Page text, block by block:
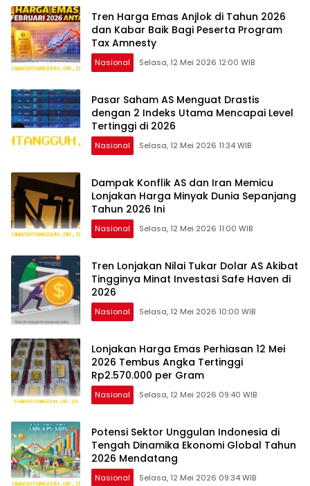
Tren Harga Emas Anjlok di Tahun 2026
dan Kabar Baik Bagi Peserta Program
Tax Amnesty
Nasional Selasa, 12 Mei 2026 12:00 WIB
Pasar Saham AS Menguat Drastis
dengan 2 Indeks Utama Mencapai Level
Tertinggi di 2026
Nasional Selasa, 12 Mei 2026 11:34 WIB
Dampak Konflik AS dan Iran Memicu
Lonjakan Harga Minyak Dunia Sepanjang
Tahun 2026 Ini
Nasional Selasa, 12 Mei 2026 11:00 WIB
Tren Lonjakan Nilai Tukar Dolar AS Akibat
Tingginya Minat Investasi Safe Haven di
2026
Nasional Selasa, 12 Mei 2026 10:00 WIB
Lonjakan Harga Emas Perhiasan 12 Mei
2026 Tembus Angka Tertinggi
Rp2.570.000 per Gram
Nasional Selasa, 12 Mei 2026 09:40 WIB
Potensi Sektor Unggulan Indonesia di
Tengah Dinamika Ekonomi Global Tahun
2026 Mendatang
Nasional Selasa, 12 Mei 2026 09:34 WIB